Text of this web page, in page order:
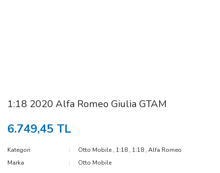
1:18 2020 Alfa Romeo Giulia GTAM
6.749,45 TL
Kategori Otto Mobile , 1:18 , 1:18 ,Alfa Romeo
Marka
Otto Mobile